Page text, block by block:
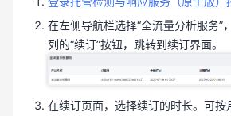
在左侧导航栏选择“全流量分析服务”
列的“续订”按钮，跳转到续订界面。
在续订页面，选择续订的时长。可按